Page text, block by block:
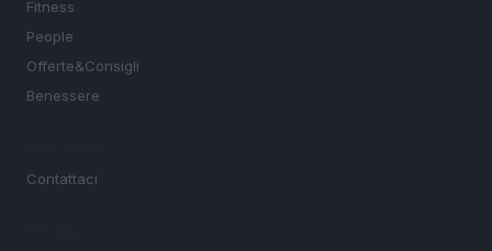
Fitness
People
Offerte&Consigli
Benessere
Contattaci